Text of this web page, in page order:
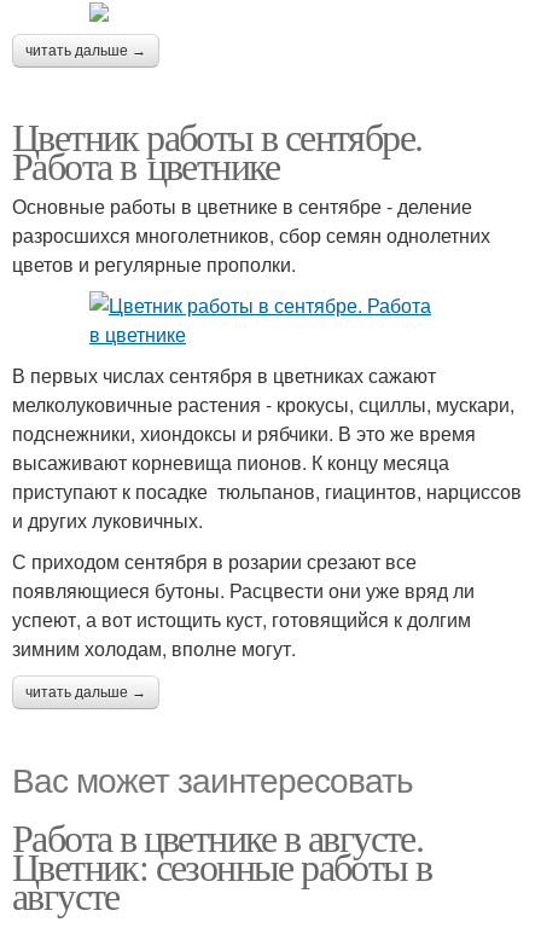
читать дальше →
Цветник работы в сентябре.
Работа в цветнике
Основные работы в цветнике в сентябре - деление
разросшихся многолетников, сбор семян однолетних
цветов и регулярные прополки.
В первых числах сентября в цветниках сажают
мелколуковичные растения - крокусы, сциллы, мускари,
подснежники, хиондоксы и рябчики. В это же время
высаживают корневища пионов. К концу месяца
приступают к посадке тюльпанов, гиацинтов, нарциссов
и других луковичных.
С приходом сентября в розарии срезают все
появляющиеся бутоны. Расцвести они уже вряд ли
успеют, а вот истощить куст, готовящийся к долгим
зимним холодам, вполне могут.
читать дальше →
Вас может заинтересовать
Работа в цветнике в августе.
Цветник: сезонные работы в
августе